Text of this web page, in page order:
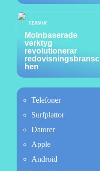
TEKNIK
Molnbaserade
verktyg
revolutionerar
redovisningsbransc
hen
Telefoner
Surfplattor
Datorer
Apple
Android